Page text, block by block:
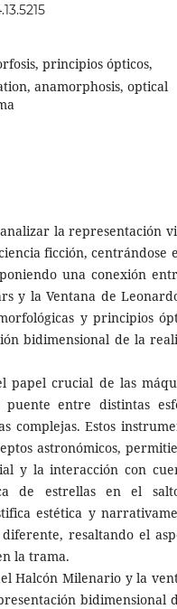
principios ópticos,
anamorphosis, optical
la representación
ficción, centrándose
una conexión
y la Ventana de
y principios
bidimensional de la
papel crucial de las
entre distintas
complejas. Estos
astronómicos,
y la interacción con
de estrellas en el
estética y
resaltando el
la trama.
Halcón Milenario y la
bidimensional